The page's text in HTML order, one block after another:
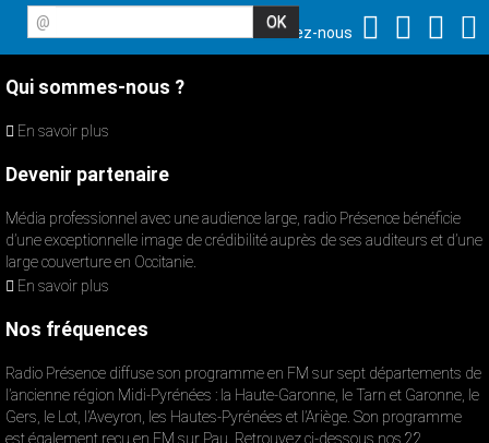
@
Suivez-nous
Qui sommes-nous ?
En savoir plus
Devenir partenaire
Média professionnel avec une audience large, radio Présence bénéficie
d’une exceptionnelle image de crédibilité auprès de ses auditeurs et d’une
large couverture en Occitanie.
En savoir plus
Nos fréquences
Radio Présence diffuse son programme en FM sur sept départements de
l’ancienne région Midi-Pyrénées : la Haute-Garonne, le Tarn et Garonne, le
Gers, le Lot, l’Aveyron, les Hautes-Pyrénées et l’Ariège. Son programme
est également reçu en FM sur Pau. Retrouvez ci-dessous nos 22